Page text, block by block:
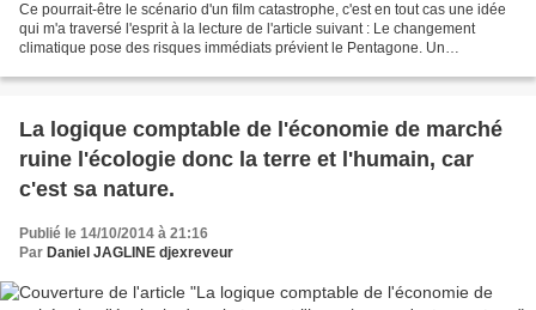
Ce pourrait-être le scénario d'un film catastrophe, c'est en tout cas une idée
qui m'a traversé l'esprit à la lecture de l'article suivant : Le changement
climatique pose des risques immédiats prévient le Pentagone. Un
La logique comptable de l'économie de marché
ruine l'écologie donc la terre et l'humain, car
c'est sa nature.
Publié le 14/10/2014 à 21:16
Par Daniel JAGLINE djexreveur